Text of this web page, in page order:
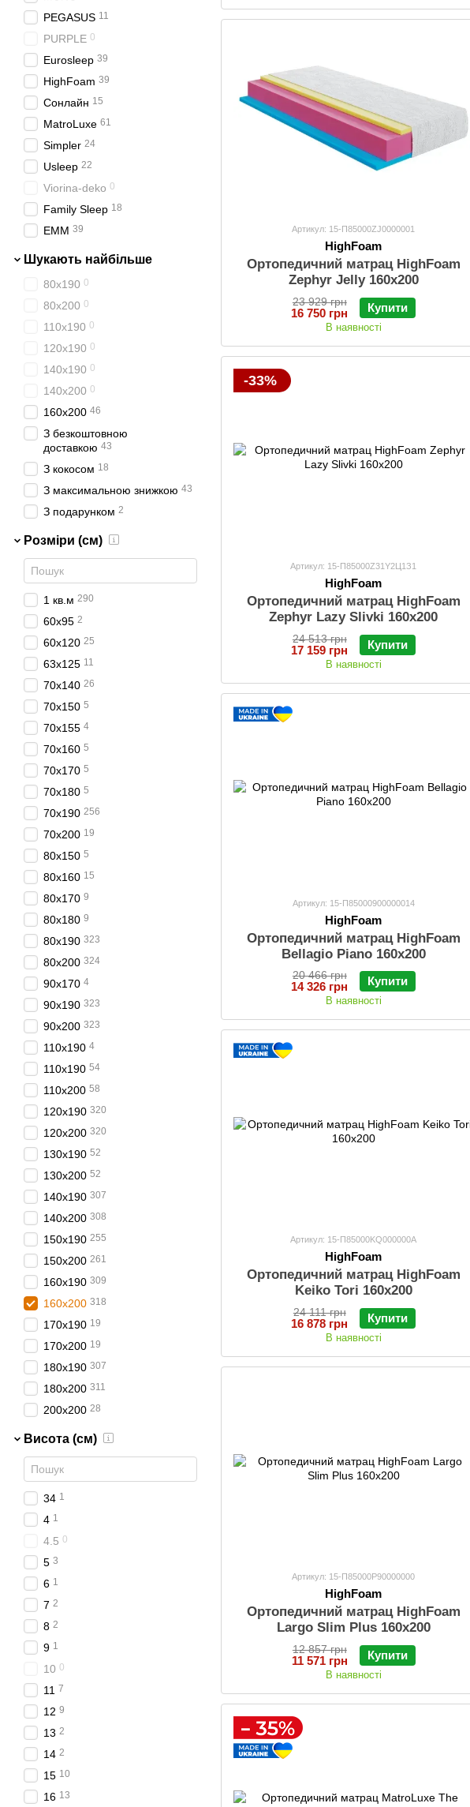
Артикул: 15-П85000ZJ0000001
HighFoam
Ортопедичний матрац HighFoam
Zephyr Jelly 160x200
23 929 грн
16 750 грн Купити
В наявності
-33%
Артикул: 15-П85000Z31Y2Ц1З1
HighFoam
Ортопедичний матрац HighFoam
Zephyr Lazy Slivki 160x200
24 513 грн
17 159 грн Купити
В наявності
Артикул: 15-П85000900000014
HighFoam
Ортопедичний матрац HighFoam
Bellagio Piano 160х200
20 466 грн
14 326 грн Купити
В наявності
Артикул: 15-П85000KQ000000A
HighFoam
Ортопедичний матрац HighFoam
Keiko Tori 160х200
24 111 грн
16 878 грн Купити
В наявності
Артикул: 15-П85000P90000000
HighFoam
Ортопедичний матрац HighFoam
Largo Slim Plus 160x200
12 857 грн
11 571 грн Купити
В наявності
PEGASUS 11
PURPLE 0
Eurosleep 39
HighFoam 39
Сонлайн 15
MatroLuxe 61
Simpler 24
Usleep 22
Viorina-deko 0
Family Sleep 18
EMM 39
Шукають найбільше
80х190 0
80х200 0
110х190 0
120х190 0
140х190 0
140х200 0
160х200 46
З безкоштовною
доставкою 43
З кокосом 18
З максимальною знижкою 43
З подарунком 2
Розміри (см)
1 кв.м 290
60х95 2
60х120 25
63x125 11
70x140 26
70х150 5
70х155 4
70х160 5
70х170 5
70х180 5
70x190 256
70х200 19
80х150 5
80х160 15
80х170 9
80x180 9
80x190 323
80x200 324
90х170 4
90x190 323
90x200 323
110x190 4
110x190 54
110x200 58
120x190 320
120x200 320
130x190 52
130x200 52
140x190 307
140x200 308
150x190 255
150x200 261
160x190 309
160x200 318
170х190 19
170х200 19
180x190 307
180x200 311
200х200 28
Висота (см)
34 1
4 1
4.5 0
5 3
6 1
7 2
8 2
9 1
10 0
11 7
12 9
13 2
14 2
15 10
16 13